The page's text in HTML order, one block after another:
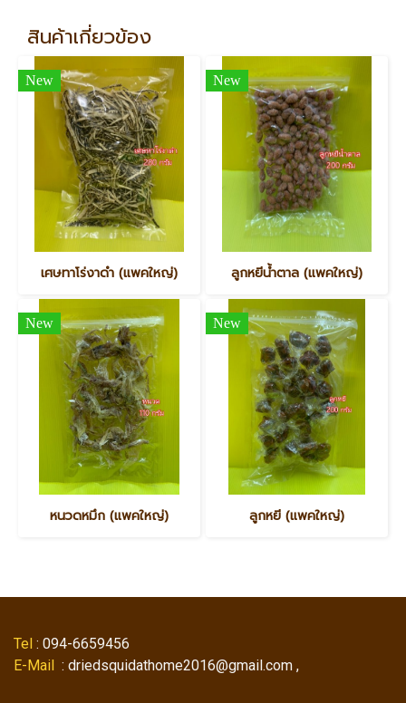
สินค้าเกี่ยวข้อง
New
เศษทาโร่งาดำ (แพคใหญ่)
New
ลูกหยีน้ำตาล (แพคใหญ่)
New
หนวดหมึก (แพคใหญ่)
New
ลูกหยี (แพคใหญ่)
Tel : 094-6659456
E-Mail : driedsquidathome2016@gmail.com ,